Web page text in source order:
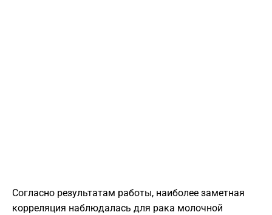
Согласно результатам работы, наиболее заметная
корреляция наблюдалась для рака молочной